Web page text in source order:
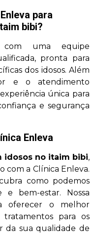
para
bibi?
uma equipe
pronta para
dos idosos. Além
e o atendimento
única para
e segurança
Enleva
idosos no itaim bibi,
com a Clínica Enleva.
como podemos
bem-estar. Nossa
oferecer o melhor
para os
da sua qualidade de